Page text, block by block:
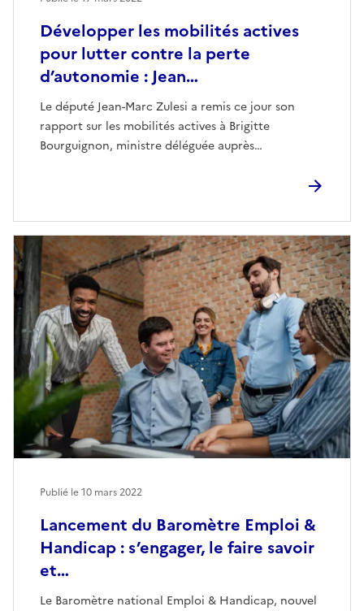
Développer les mobilités actives
pour lutter contre la perte
d’autonomie : Jean…
Le député Jean-Marc Zulesi a remis ce jour son
rapport sur les mobilités actives à Brigitte
Bourguignon, ministre déléguée auprès…
Lancement du Baromètre Emploi &
Handicap : s’engager, le faire savoir
et…
Le Baromètre national Emploi & Handicap, nouvel
Publié le10 mars 2022